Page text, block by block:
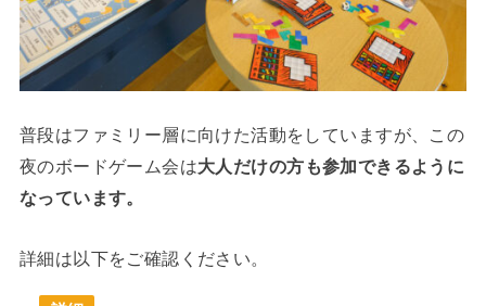
普段はファミリー層に向けた活動をしていますが、この
夜のボードゲーム会は大人だけの方も参加できるように
なっています。
詳細は以下をご確認ください。